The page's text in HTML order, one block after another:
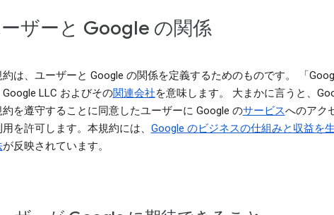
ザーと Google の関係
約は、ユーザーと Google の関係を定義するためのものです。 「
Google LLC およびその関連会社を意味します。 大まかに言うと、
約を遵守することに同意したユーザーに Google のサービスへのアク
を許可します。本規約には、 Google のビジネスの仕組みと収益を
が反映されています。